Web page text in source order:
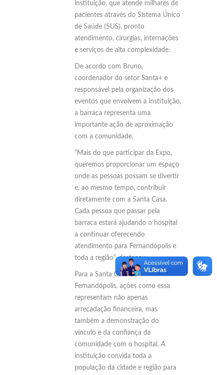
instituição, que atende milhares de
pacientes através do Sistema Único
de Saúde (SUS), pronto
atendimento, cirurgias, internações
e serviços de alta complexidade.
De acordo com Bruno,
coordenador do setor Santa+ e
responsável pela organização dos
eventos que envolvem a instituição,
a barraca representa uma
importante ação de aproximação
com a comunidade.
“Mais do que participar da Expo,
queremos proporcionar um espaço
onde as pessoas possam se divertir
e, ao mesmo tempo, contribuir
diretamente com a Santa Casa.
Cada pessoa que passar pela
barraca estará ajudando o hospital
a continuar oferecendo
atendimento para Fernandópolis e
toda a região”, destacou.
Para a Santa Casa de
Fernandópolis, ações como essa
representam não apenas
arrecadação financeira, mas
também a demonstração do
vínculo e da confiança da
comunidade com o hospital. A
instituição convida toda a
população da cidade e região para